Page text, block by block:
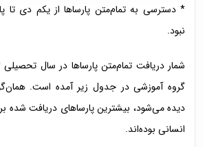
نبود.
گروه آموزشی در جدول زیر آمده است.
دیده می‌شود، بیشترین پارساهای دریافت شده
انسانی بوده‌اند.